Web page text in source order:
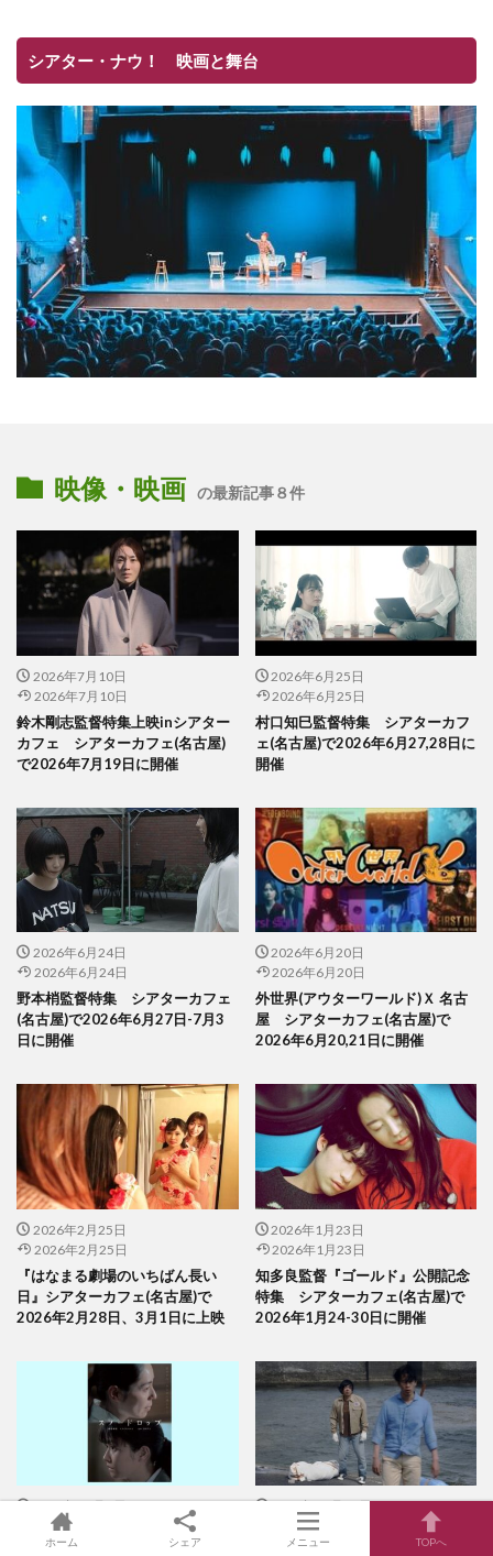
シアター・ナウ！ 映画と舞台
映像・映画 の最新記事８件
2026年7月10日
2026年7月10日
鈴木剛志監督特集上映inシアター
カフェ シアターカフェ(名古屋)
で2026年7月19日に開催
2026年6月25日
2026年6月25日
村口知巳監督特集 シアターカフ
ェ(名古屋)で2026年6月27,28日に
開催
2026年6月24日
2026年6月24日
野本梢監督特集 シアターカフェ
(名古屋)で2026年6月27日-7月3
日に開催
2026年6月20日
2026年6月20日
外世界(アウターワールド)Ｘ 名古
屋 シアターカフェ(名古屋)で
2026年6月20,21日に開催
2026年2月25日
2026年2月25日
『はなまる劇場のいちばん長い
日』シアターカフェ(名古屋)で
2026年2月28日、3月1日に上映
2026年1月23日
2026年1月23日
知多良監督『ゴールド』公開記念
特集 シアターカフェ(名古屋)で
2026年1月24-30日に開催
2025年12月7日
2025年12月7日
吉田浩太監督『スノードロップ』
2025年11月16日
2025年11月16日
辻野正樹監督『北浦兄弟』シアタ
ホーム シェア メニュー TOPへ